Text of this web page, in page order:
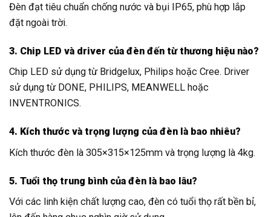
Đèn đạt tiêu chuẩn chống nước và bụi IP65, phù hợp lắp
đặt ngoài trời.
3. Chip LED và driver của đèn đến từ thương hiệu nào?
Chip LED sử dụng từ Bridgelux, Philips hoặc Cree. Driver
sử dụng từ DONE, PHILIPS, MEANWELL hoặc
INVENTRONICS.
4. Kích thước và trọng lượng của đèn là bao nhiêu?
Kích thước đèn là 305×315×125mm và trọng lượng là 4kg.
5. Tuổi thọ trung bình của đèn là bao lâu?
Với các linh kiện chất lượng cao, đèn có tuổi thọ rất bền bỉ,